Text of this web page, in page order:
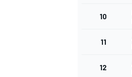
10
11
12